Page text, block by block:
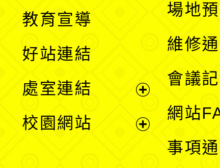
單
教育宣導
好站連結
處室連結
校園網站
場地
維修
會議
網站
事項